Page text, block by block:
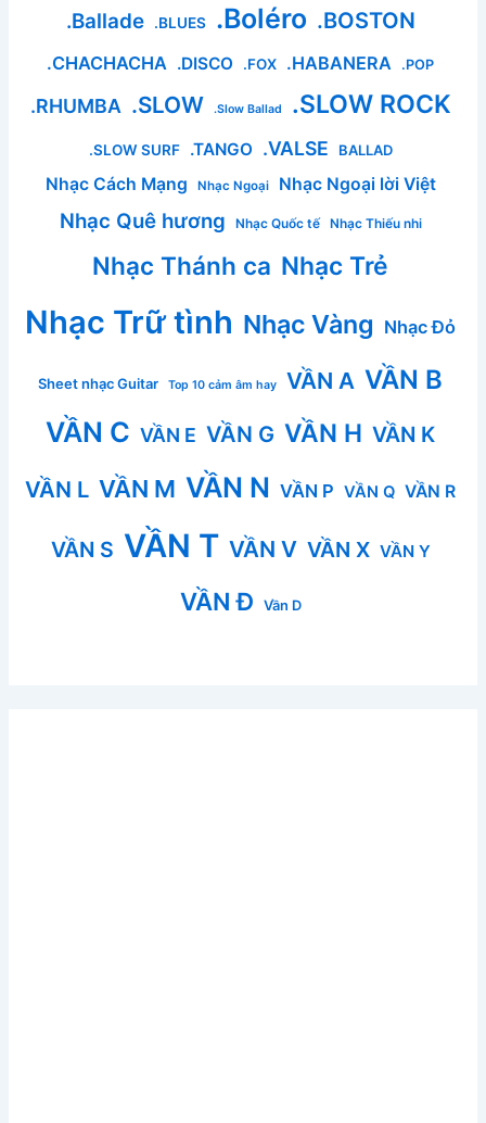
.Ballade .BLUES .Boléro .BOSTON
.CHACHACHA .DISCO .FOX .HABANERA .POP
.RHUMBA .SLOW .Slow Ballad .SLOW ROCK
.SLOW SURF .TANGO .VALSE BALLAD
Nhạc Cách Mạng Nhạc Ngoại Nhạc Ngoại lời Việt
Nhạc Quê hương Nhạc Quốc tế Nhạc Thiếu nhi
Nhạc Thánh ca Nhạc Trẻ
Nhạc Trữ tình Nhạc Vàng Nhạc Đỏ
Sheet nhạc Guitar Top 10 cảm âm hay VẦN A VẦN B
VẦN C VẦN E VẦN G VẦN H VẦN K
VẦN L VẦN M VẦN N VẦN P VẦN Q VẦN R
VẦN S VẦN T VẦN V VẦN X VẦN Y
VẦN Đ Vần D